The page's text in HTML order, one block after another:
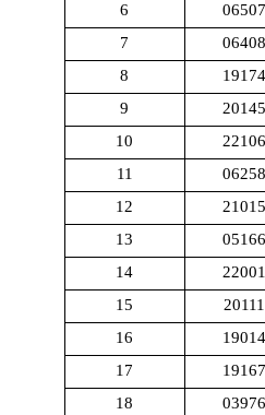
6 06507
7 06408
8 19174
9 20145
10 22106
11 06258
12 21015
13 05166
14 22001
15 20111
16 19014
17 19167
18 03976